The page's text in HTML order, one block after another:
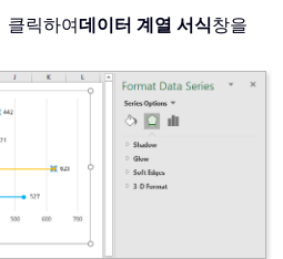
클릭하여데이터 계열 서식창을